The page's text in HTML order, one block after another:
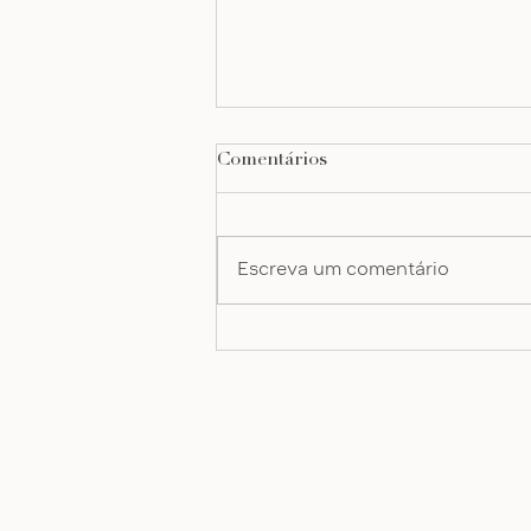
Comentários
Escreva um comentário